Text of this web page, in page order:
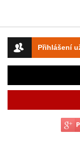
Přihlášení